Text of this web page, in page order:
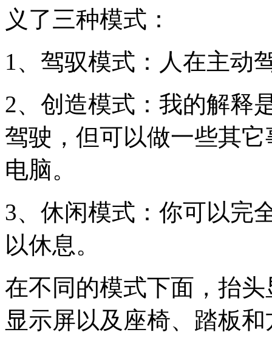
义了三种模式：
1、驾驭模式：人在主动
2、创造模式：我的解释
驾驶，但可以做一些其
电脑。
3、休闲模式：你可以完
以休息。
在不同的模式下面，抬
显示屏以及座椅、踏板